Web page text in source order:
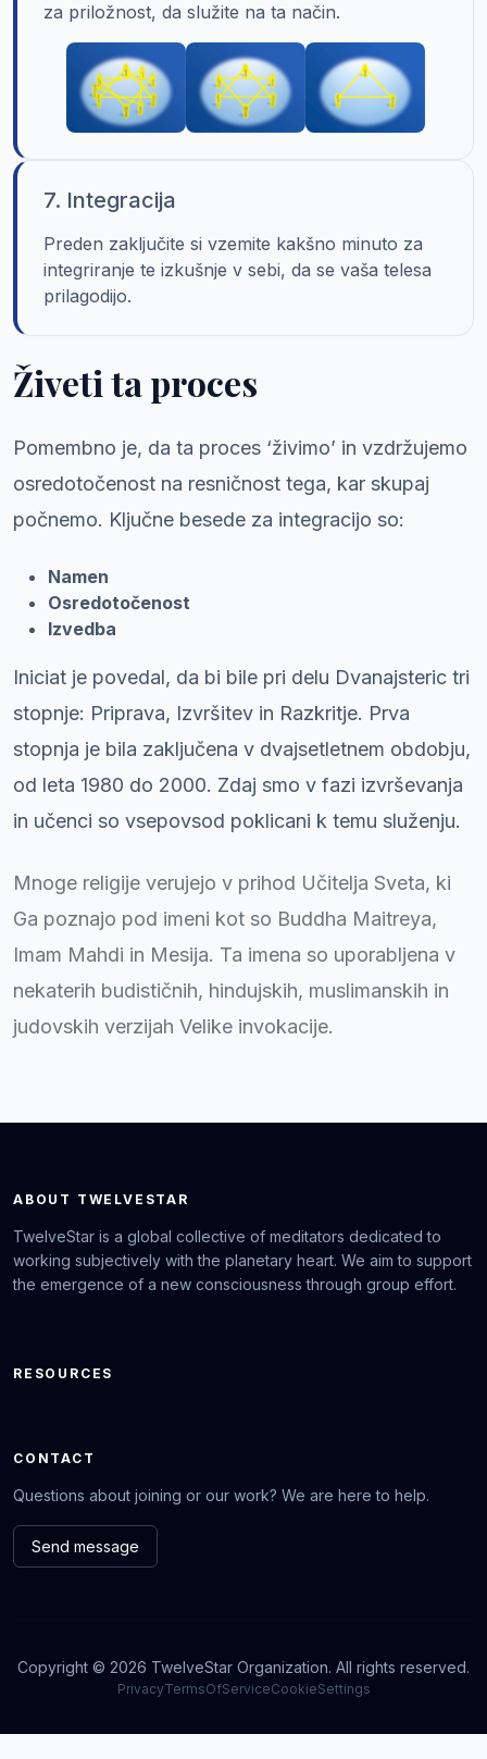
za priložnost, da služite na ta način.
7. Integracija
Preden zaključite si vzemite kakšno minuto za
integriranje te izkušnje v sebi, da se vaša telesa
prilagodijo.
Živeti ta proces
Pomembno je, da ta proces ‘živimo’ in vzdržujemo
osredotočenost na resničnost tega, kar skupaj
počnemo. Ključne besede za integracijo so:
Namen
Osredotočenost
Izvedba
Iniciat je povedal, da bi bile pri delu Dvanajsteric tri
stopnje: Priprava, Izvršitev in Razkritje. Prva
stopnja je bila zaključena v dvajsetletnem obdobju,
od leta 1980 do 2000. Zdaj smo v fazi izvrševanja
in učenci so vsepovsod poklicani k temu služenju.
Mnoge religije verujejo v prihod Učitelja Sveta, ki
Ga poznajo pod imeni kot so Buddha Maitreya,
Imam Mahdi in Mesija. Ta imena so uporabljena v
nekaterih budističnih, hindujskih, muslimanskih in
judovskih verzijah Velike invokacije.
ABOUT TWELVESTAR
TwelveStar is a global collective of meditators dedicated to
working subjectively with the planetary heart. We aim to support
the emergence of a new consciousness through group effort.
RESOURCES
CONTACT
Questions about joining or our work? We are here to help.
Send message
Copyright © 2026 TwelveStar Organization. All rights reserved.
PrivacyTermsOfServiceCookieSettings